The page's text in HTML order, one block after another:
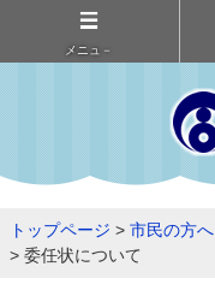
メニュ－
トップページ > 市民の方へ
> 委任状について